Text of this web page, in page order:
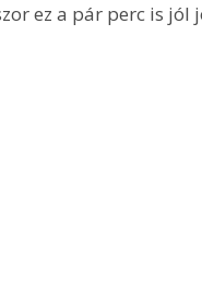
ez a pár perc is jól